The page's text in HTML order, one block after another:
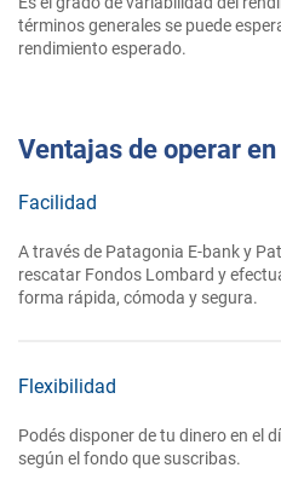
términos generales se puede
rendimiento esperado.
Ventajas de operar
Facilidad
A través de Patagonia E-bank y
rescatar Fondos Lombard y
forma rápida, cómoda y segura.
Flexibilidad
Podés disponer de tu dinero en el
según el fondo que suscribas.